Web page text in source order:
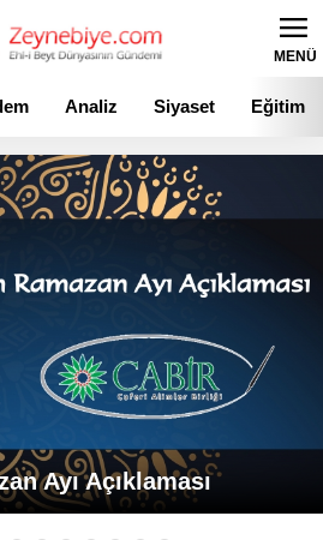
MENÜ
Analiz Siyaset Eğitim
Ayı Açıklaması